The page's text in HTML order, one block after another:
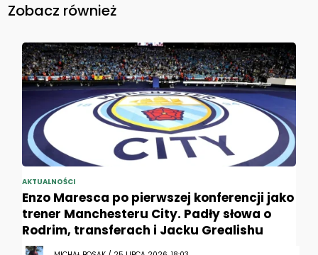
Zobacz również
AKTUALNOŚCI
Enzo Maresca po pierwszej konferencji jako
trener Manchesteru City. Padły słowa o
Rodrim, transferach i Jacku Grealishu